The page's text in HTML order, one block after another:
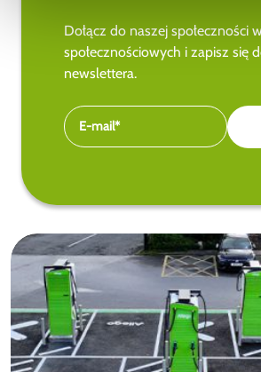
Dołącz do naszej społeczności
społecznościowych i zapisz się
newslettera.